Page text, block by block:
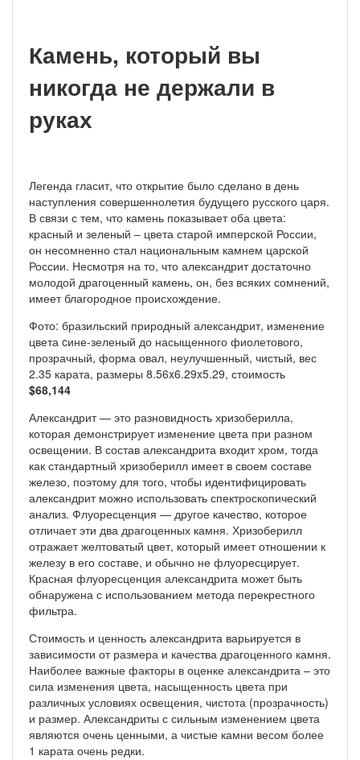
Камень, который вы
никогда не держали в
руках
Легенда гласит, что открытие было сделано в день
наступления совершеннолетия будущего русского царя.
В связи с тем, что камень показывает оба цвета:
красный и зеленый – цвета старой имперской России,
он несомненно стал национальным камнем царской
России. Несмотря на то, что александрит достаточно
молодой драгоценный камень, он, без всяких сомнений,
имеет благородное происхождение.
Фото: бразильский природный александрит, изменение
цвета cине-зеленый до насыщенного фиолетового,
прозрачный, форма овал, неулучшенный, чистый, вес
2.35 карата, размеры 8.56x6.29x5.29, стоимость
$68,144
Александрит — это разновидность хризоберилла,
которая демонстрирует изменение цвета при разном
освещении. В состав александрита входит хром, тогда
как стандартный хризоберилл имеет в своем составе
железо, поэтому для того, чтобы идентифицировать
александрит можно использовать спектроскопический
анализ. Флуоресценция — другое качество, которое
отличает эти два драгоценных камня. Хризоберилл
отражает желтоватый цвет, который имеет отношении к
железу в его составе, и обычно не флуоресцирует.
Красная флуоресценция александрита может быть
обнаружена с использованием метода перекрестного
фильтра.
Стоимость и ценность александрита варьируется в
зависимости от размера и качества драгоценного камня.
Наиболее важные факторы в оценке александрита – это
сила изменения цвета, насыщенность цвета при
различных условиях освещения, чистота (прозрачность)
и размер. Александриты с сильным изменением цвета
являются очень ценными, а чистые камни весом более
1 карата очень редки.